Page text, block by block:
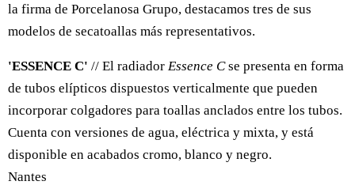
la firma de Porcelanosa Grupo, destacamos tres de sus
modelos de secatoallas más representativos.
'ESSENCE C' // El radiador Essence Cse presenta en forma
de tubos elípticos dispuestos verticalmente que pueden
incorporar colgadores para toallas anclados entre los tubos.
Cuenta con versiones de agua, eléctrica y mixta, y está
disponible en acabados cromo, blanco y negro.
Nantes